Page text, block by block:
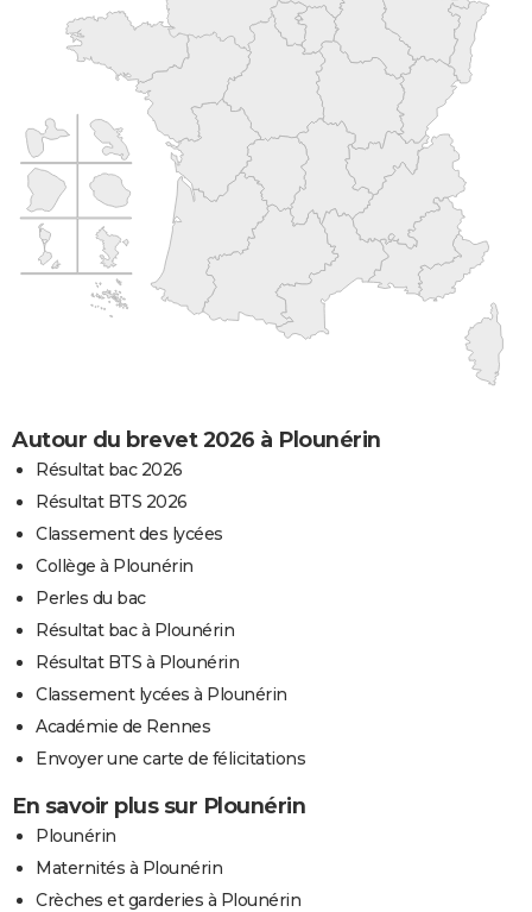
Autour du brevet 2026 à Plounérin
Résultat bac 2026
Résultat BTS 2026
Classement des lycées
Collège à Plounérin
Perles du bac
Résultat bac à Plounérin
Résultat BTS à Plounérin
Classement lycées à Plounérin
Académie de Rennes
Envoyer une carte de félicitations
En savoir plus sur Plounérin
Plounérin
Maternités à Plounérin
Crèches et garderies à Plounérin